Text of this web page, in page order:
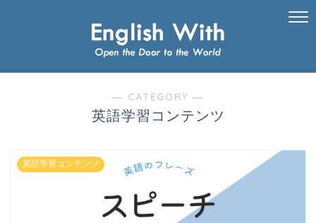
― CATEGORY ―
英語学習コンテンツ
英語学習コンテンツ